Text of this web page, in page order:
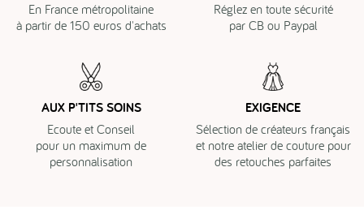
En France métropolitaine
à partir de 150 euros d'achats
Réglez en toute sécurité
par CB ou Paypal
AUX P'TITS SOINS
Ecoute et Conseil
pour un maximum de
personnalisation
EXIGENCE
Sélection de créateurs français
et notre atelier de couture pour
des retouches parfaites